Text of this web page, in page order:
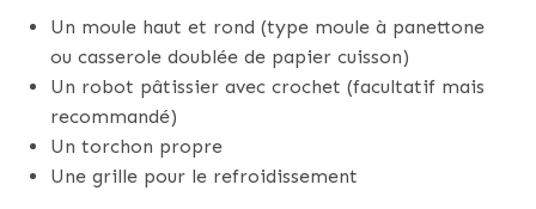
Un moule haut et rond (type moule à panettone
ou casserole doublée de papier cuisson)
Un robot pâtissier avec crochet (facultatif mais
recommandé)
Un torchon propre
Une grille pour le refroidissement